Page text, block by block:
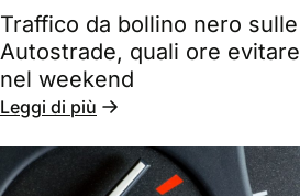
Traffico da bollino nero sulle
Autostrade, quali ore evitare
nel weekend
Leggi di più